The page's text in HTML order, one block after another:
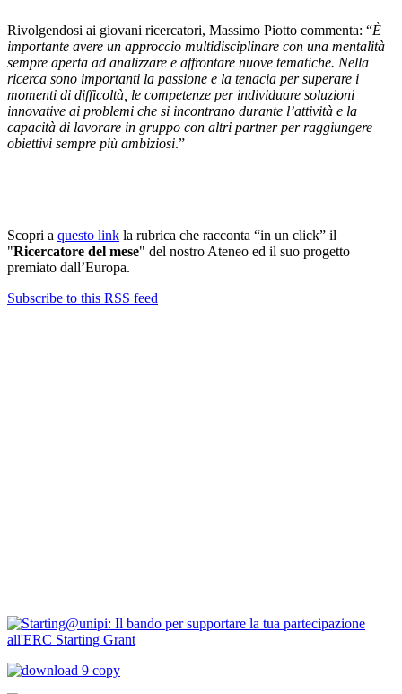
Rivolgendosi ai giovani ricercatori, Massimo Piotto commenta: “È
importante avere un approccio multidisciplinare con una mentalità
sempre aperta ad analizzare e affrontare nuove tematiche. Nella
ricerca sono importanti la passione e la tenacia per superare i
momenti di difficoltà, le competenze per individuare soluzioni
innovative ai problemi che si incontrano durante l’attività e la
capacità di lavorare in gruppo con altri partner per raggiungere
obiettivi sempre più ambiziosi.”
Scopri a questo link la rubrica che racconta “in un click” il
"Ricercatore del mese" del nostro Ateneo ed il suo progetto
premiato dall’Europa.
Subscribe to this RSS feed